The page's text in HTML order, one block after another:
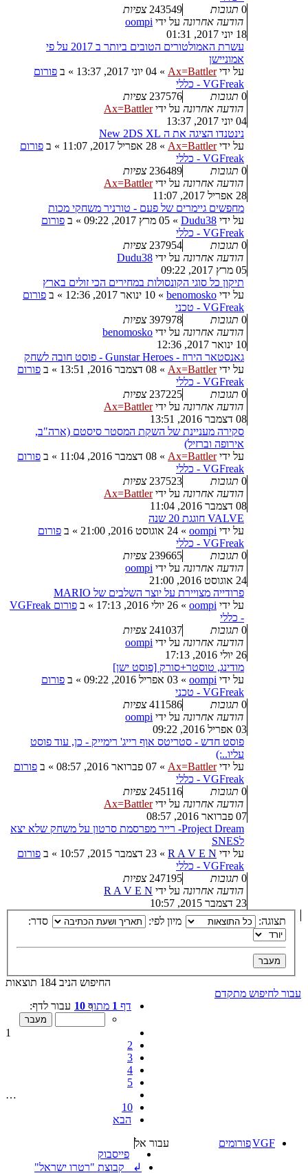
0 תגובות 243549 צפיות
הודעה אחרונה על ידי oompi
18 יוני 2017, 01:31
עשרת האמולטורים הטובים ביותר ב 2017 על פי
אמוניישן
על ידיAx=Battler
» 04 יוני 2017, 13:37 » ב פורום
VGFreak - כללי
0 תגובות 237576 צפיות
הודעה אחרונה על ידיAx=Battler
04 יוני 2017, 13:37
נינטנדו הציגה את ה New 2DS XL
על ידיAx=Battler
» 28 אפריל 2017, 11:07 » ב פורום
VGFreak - כללי
0 תגובות 236489 צפיות
הודעה אחרונה על ידיAx=Battler
28 אפריל 2017, 11:07
מחפשים גיימרים של פעם - טורניר משחקי מכות
על ידי Dudu38
» 05 מרץ 2017, 09:22 » ב פורום
VGFreak - כללי
0 תגובות 237954 צפיות
הודעה אחרונה על ידי Dudu38
05 מרץ 2017, 09:22
תיקון כל סוגי הקונסולות במחירים הכי זולים בארץ
על ידי benomosko
» 10 ינואר 2017, 12:36 » ב פורום
VGFreak - טכני
0 תגובות 397978 צפיות
הודעה אחרונה על ידי benomosko
10 ינואר 2017, 12:36
גאנסטאר הירוז - Gunstar Heroes - פוסט חובה לשחק
על ידיAx=Battler
» 08 דצמבר 2016, 13:51 » ב פורום
VGFreak - כללי
0 תגובות 237225 צפיות
הודעה אחרונה על ידיAx=Battler
08 דצמבר 2016, 13:51
סקירה מעניינת של השקת המסטר סיסטם (ארה"ב,
אירופה וברזיל)
על ידיAx=Battler
» 08 דצמבר 2016, 11:04 » ב פורום
VGFreak - כללי
0 תגובות 237523 צפיות
הודעה אחרונה על ידיAx=Battler
08 דצמבר 2016, 11:04
VALVE חוגגת 20 שנה
על ידי oompi
» 24 אוגוסט 2016, 21:00 » ב פורום
VGFreak - כללי
0 תגובות 239665 צפיות
הודעה אחרונה על ידי oompi
24 אוגוסט 2016, 21:00
פרודייה מצויירת על יוצר השלבים של MARIO
על ידי oompi
» 26 יולי 2016, 17:13 » ב
פורום VGFreak
- כללי
0 תגובות 241037 צפיות
הודעה אחרונה על ידי oompi
26 יולי 2016, 17:13
מודינג, טוסטר+סורק [פוסט ישן]
על ידי oompi
» 03 אפריל 2016, 09:22 » ב פורום
VGFreak - טכני
0 תגובות 411586 צפיות
הודעה אחרונה על ידי oompi
03 אפריל 2016, 09:22
פוסט חדש - סטריטס אוף רייג' רימייק - כן, עוד פוסט
עליו..:)
על ידיAx=Battler
» 07 פברואר 2016, 08:57 » ב פורום
VGFreak - כללי
0 תגובות 245116 צפיות
הודעה אחרונה על ידיAx=Battler
07 פברואר 2016, 08:57
Project Dream- רייר מפרסמת סרטון על משחק שלא יצא
לSNES
על ידי R A V E N
» 23 דצמבר 2015, 10:57 » ב פורום
VGFreak - כללי
0 תגובות 247195 צפיות
הודעה אחרונה על ידי R A V E N
23 דצמבר 2015, 10:57
תצוגה:
מיון לפי: סדר:
החיפוש הניב 184 תוצאות
דף 1 מתוך 10 עבור לדף:
1
2
3
4
5
…
10
הבא
עבור לחיפוש מתקדם
עבור אל
פייסבוק
↲ קבוצת "רטרו ישראל"
VGFפורומים